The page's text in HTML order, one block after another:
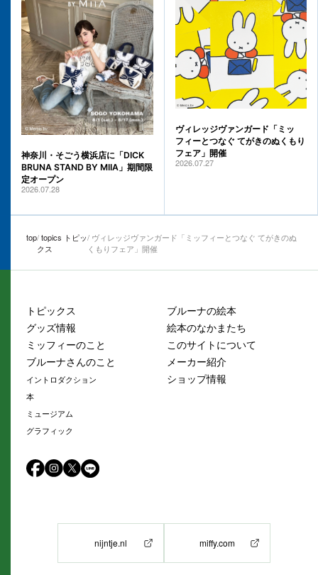
神奈川・そごう横浜店に「DICK
BRUNA STAND BY MIIA」期間限
定オープン
2026.07.28
ヴィレッジヴァンガード「ミッ
フィーとつなぐ てがきのぬくもり
フェア」開催
2026.07.27
top topics トピッ
クス
ヴィレッジヴァンガード「ミッフィーとつなぐ てがきのぬ
くもりフェア」開催
トピックス
グッズ情報
ミッフィーのこと
ブルーナさんのこと
イントロダクション
本
ミュージアム
グラフィック
ブルーナの絵本
絵本のなかまたち
このサイトについて
メーカー紹介
ショップ情報
nijntje.nl miffy.com